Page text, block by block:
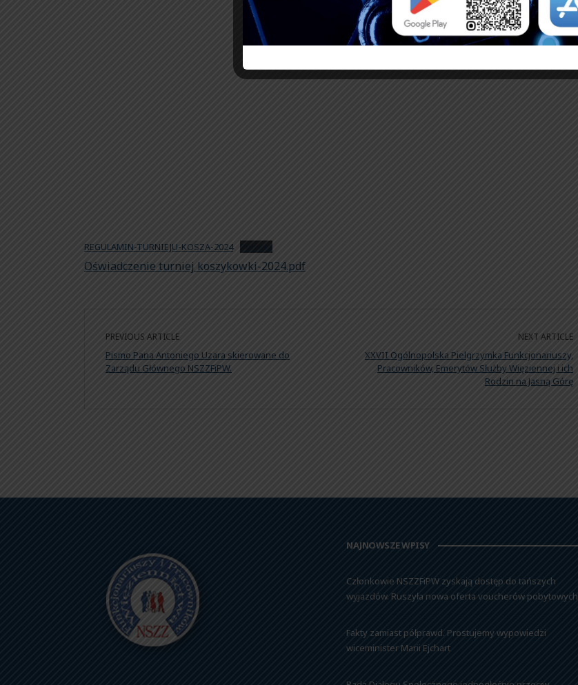
REGULAMIN-TURNIEJU-KOSZA-2024
Oświadczenie turniej koszykowki-2024.pdf
PREVIOUS ARTICLE
Pismo Pana Antoniego Uzara skierowane do
Zarządu Głównego NSZZFiPW.
NEXT ARTICLE
XXVII Ogólnopolska Pielgrzymka Funkcjonariuszy,
Pracowników, Emerytów Służby Więziennej i ich
Rodzin na Jasną Górę
NAJNOWSZE WPISY
Członkowie NSZZFiPW zyskają dostęp do tańszych
wyjazdów. Ruszyła nowa oferta voucherów pobytowych
Fakty zamiast półprawd. Prostujemy wypowiedzi
wiceminister Marii Ejchart